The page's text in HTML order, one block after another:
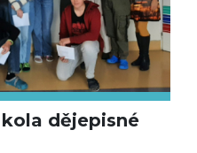
dějepisné